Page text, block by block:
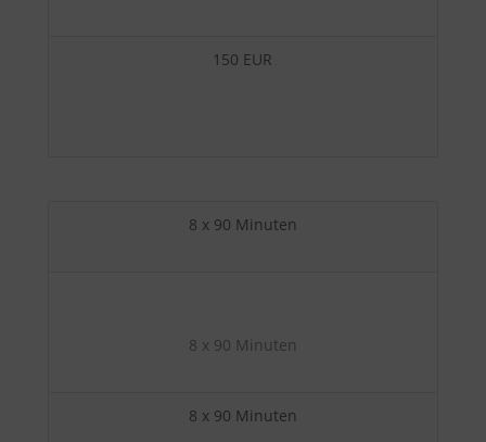
150 EUR
8 x 90 Minuten
8 x 90 Minuten
8 x 90 Minuten